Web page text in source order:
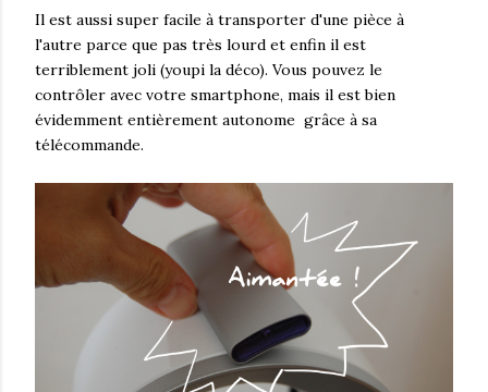
Il est aussi super facile à transporter d'une pièce à
l'autre parce que pas très lourd et enfin il est
terriblement joli (youpi la déco). Vous pouvez le
contrôler avec votre smartphone, mais il est bien
évidemment entièrement autonome grâce à sa
télécommande.